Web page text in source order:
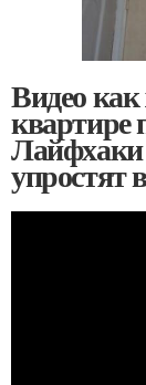
Видео
квартире
Лайфхаки
упростят